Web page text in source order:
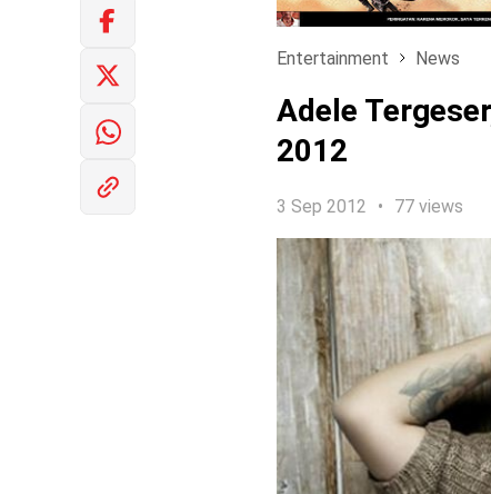
benefit
menarik
Entertainment News
Adele
2012
3 Sep 2012 77 views